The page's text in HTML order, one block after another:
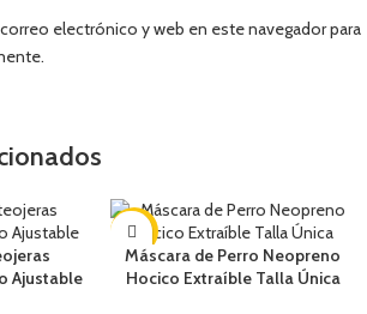
electrónico y web en este navegador para
Ajustable
-7%
Máscara de Perro Neopreno
Hocico Extraíble Talla Única